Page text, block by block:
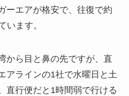
ーエアが格安で、往復で約
います。
から目と鼻の先ですが、直
アラインの1社で水曜日と土
直行便だと1時間弱で行ける